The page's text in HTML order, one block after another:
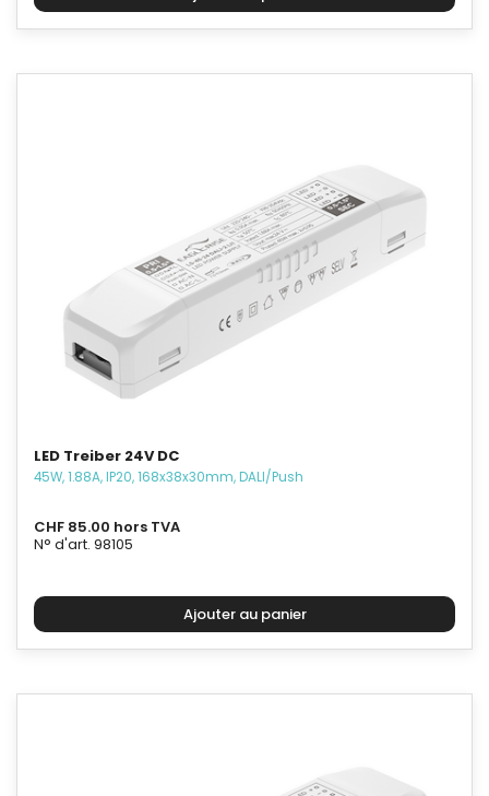
LED Treiber 24V DC
45W, 1.88A, IP20, 168x38x30mm, DALI/Push
CHF 85.00 hors TVA
N° d'art. 98105